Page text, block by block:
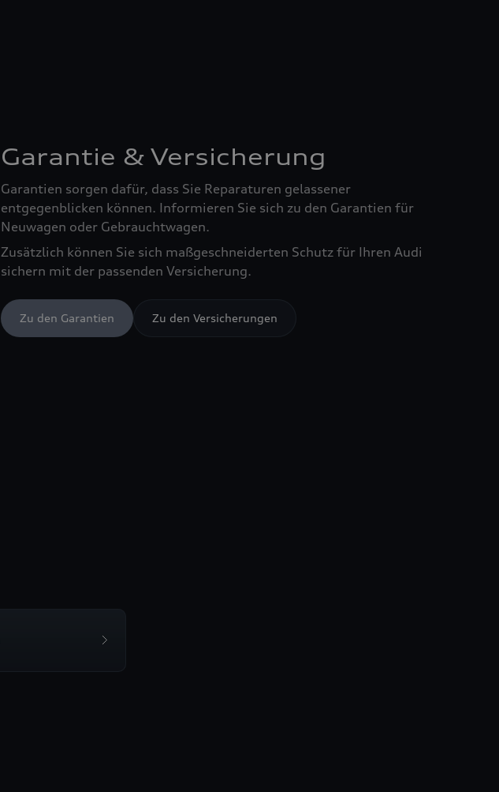
Garantie & Versicherung
Garantien sorgen dafür, dass Sie Reparaturen gelassener
entgegenblicken können. Informieren Sie sich zu den Garantien für
Neuwagen oder Gebrauchtwagen.
Zusätzlich können Sie sich maßgeschneiderten Schutz für Ihren Audi
sichern mit der passenden Versicherung.
Zu den Garantien Zu den Versicherungen